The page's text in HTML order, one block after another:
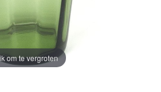
om te vergroten